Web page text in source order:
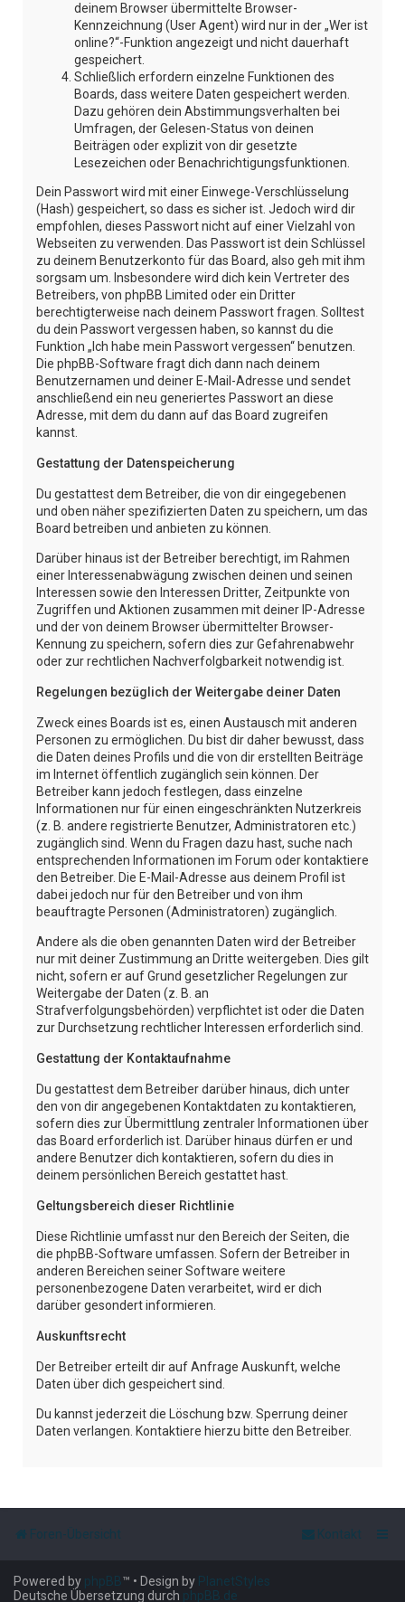
deinem Browser übermittelte Browser-
Kennzeichnung (User Agent) wird nur in der „Wer ist
online?“-Funktion angezeigt und nicht dauerhaft
gespeichert.
Schließlich erfordern einzelne Funktionen des
Boards, dass weitere Daten gespeichert werden.
Dazu gehören dein Abstimmungsverhalten bei
Umfragen, der Gelesen-Status von deinen
Beiträgen oder explizit von dir gesetzte
Lesezeichen oder Benachrichtigungsfunktionen.
Dein Passwort wird mit einer Einwege-Verschlüsselung
(Hash) gespeichert, so dass es sicher ist. Jedoch wird dir
empfohlen, dieses Passwort nicht auf einer Vielzahl von
Webseiten zu verwenden. Das Passwort ist dein Schlüssel
zu deinem Benutzerkonto für das Board, also geh mit ihm
sorgsam um. Insbesondere wird dich kein Vertreter des
Betreibers, von phpBB Limited oder ein Dritter
berechtigterweise nach deinem Passwort fragen. Solltest
du dein Passwort vergessen haben, so kannst du die
Funktion „Ich habe mein Passwort vergessen“ benutzen.
Die phpBB-Software fragt dich dann nach deinem
Benutzernamen und deiner E-Mail-Adresse und sendet
anschließend ein neu generiertes Passwort an diese
Adresse, mit dem du dann auf das Board zugreifen
kannst.
Gestattung der Datenspeicherung
Du gestattest dem Betreiber, die von dir eingegebenen
und oben näher spezifizierten Daten zu speichern, um das
Board betreiben und anbieten zu können.
Darüber hinaus ist der Betreiber berechtigt, im Rahmen
einer Interessenabwägung zwischen deinen und seinen
Interessen sowie den Interessen Dritter, Zeitpunkte von
Zugriffen und Aktionen zusammen mit deiner IP-Adresse
und der von deinem Browser übermittelter Browser-
Kennung zu speichern, sofern dies zur Gefahrenabwehr
oder zur rechtlichen Nachverfolgbarkeit notwendig ist.
Regelungen bezüglich der Weitergabe deiner Daten
Zweck eines Boards ist es, einen Austausch mit anderen
Personen zu ermöglichen. Du bist dir daher bewusst, dass
die Daten deines Profils und die von dir erstellten Beiträge
im Internet öffentlich zugänglich sein können. Der
Betreiber kann jedoch festlegen, dass einzelne
Informationen nur für einen eingeschränkten Nutzerkreis
(z. B. andere registrierte Benutzer, Administratoren etc.)
zugänglich sind. Wenn du Fragen dazu hast, suche nach
entsprechenden Informationen im Forum oder kontaktiere
den Betreiber. Die E-Mail-Adresse aus deinem Profil ist
dabei jedoch nur für den Betreiber und von ihm
beauftragte Personen (Administratoren) zugänglich.
Andere als die oben genannten Daten wird der Betreiber
nur mit deiner Zustimmung an Dritte weitergeben. Dies gilt
nicht, sofern er auf Grund gesetzlicher Regelungen zur
Weitergabe der Daten (z. B. an
Strafverfolgungsbehörden) verpflichtet ist oder die Daten
zur Durchsetzung rechtlicher Interessen erforderlich sind.
Gestattung der Kontaktaufnahme
Du gestattest dem Betreiber darüber hinaus, dich unter
den von dir angegebenen Kontaktdaten zu kontaktieren,
sofern dies zur Übermittlung zentraler Informationen über
das Board erforderlich ist. Darüber hinaus dürfen er und
andere Benutzer dich kontaktieren, sofern du dies in
deinem persönlichen Bereich gestattet hast.
Geltungsbereich dieser Richtlinie
Diese Richtlinie umfasst nur den Bereich der Seiten, die
die phpBB-Software umfassen. Sofern der Betreiber in
anderen Bereichen seiner Software weitere
personenbezogene Daten verarbeitet, wird er dich
darüber gesondert informieren.
Auskunftsrecht
Der Betreiber erteilt dir auf Anfrage Auskunft, welche
Daten über dich gespeichert sind.
Du kannst jederzeit die Löschung bzw. Sperrung deiner
Daten verlangen. Kontaktiere hierzu bitte den Betreiber.
Foren-Übersicht Kontakt
Powered by phpBB™ • Design by PlanetStyles
Deutsche Übersetzung durch phpBB.de